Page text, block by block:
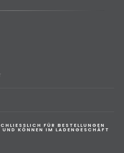
FÜR BESTELLUNGEN
UND KÖNNEN IM LADENGESCHÄFT